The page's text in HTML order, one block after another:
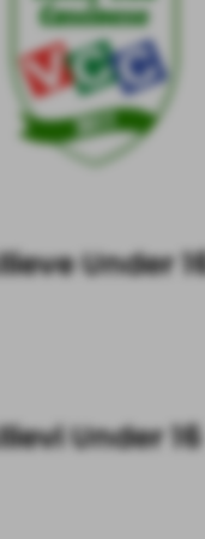
Under
Under 16